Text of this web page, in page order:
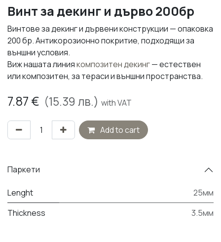
Винт за декинг и дърво 200бр
Винтове за декинг и дървени конструкции — опаковка
200 бр. Антикорозионно покритие, подходящи за
външни условия.
Виж нашата линиякомпозитен декинг— естествен
или композитен, за тераси и външни пространства.
7.87 € (15.39 лв.) with VAT
Add to cart
Паркети
Lenght
25мм
Thickness
3.5мм